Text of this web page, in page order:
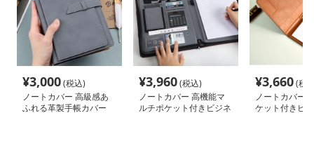
¥3,000(税込)
ノートカバー 高級感あ
ふれる革製手帳カバー
¥3,960(税込)
ノートカバー 高機能マ
ルチポケット付きビジネ
¥3,660(税
ノートカバー
ケット付きビ